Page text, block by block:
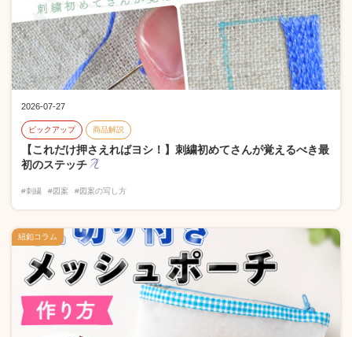
2026-07-27
ピックアップ 商品解説
【これだけ押さえればヨシ！】刺繍初めてさんが覚えるべき最
初のステッチ
#刺繍 #図案 #図案の写し方
紐釦コラム